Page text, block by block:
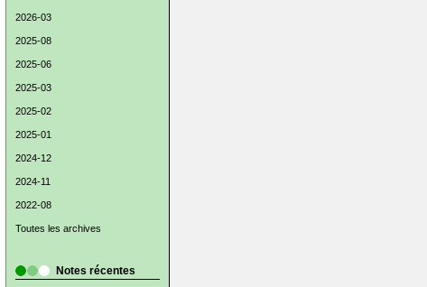
2026-03
2025-08
2025-06
2025-03
2025-02
2025-01
2024-12
2024-11
2022-08
Toutes les archives
Notes récentes